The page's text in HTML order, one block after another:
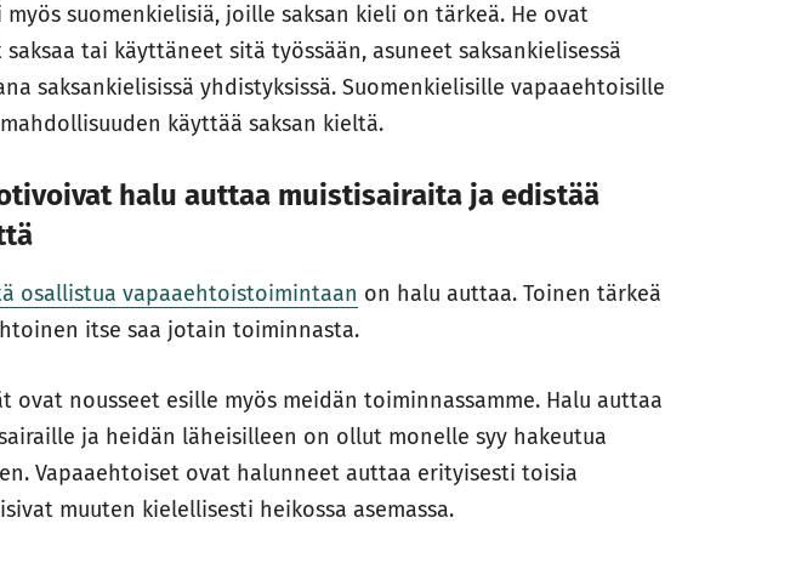
myös suomenkielisiä, joille saksan kieli on tärkeä. He ovat
tai käyttäneet sitä työssään, asuneet saksankielisessä
saksankielisissä yhdistyksissä. Suomenkielisille vapaaehtoisille
käyttää saksan kieltä.
halu auttaa muistisairaita ja edistää
osallistua vapaaehtoistoimintaan on halu auttaa. Toinen tärkeä
itse saa jotain toiminnasta.
ovat nousseet esille myös meidän toiminnassamme. Halu auttaa
ja heidän läheisilleen on ollut monelle syy hakeutua
Vapaaehtoiset ovat halunneet auttaa erityisesti toisia
muuten kielellisesti heikossa asemassa.